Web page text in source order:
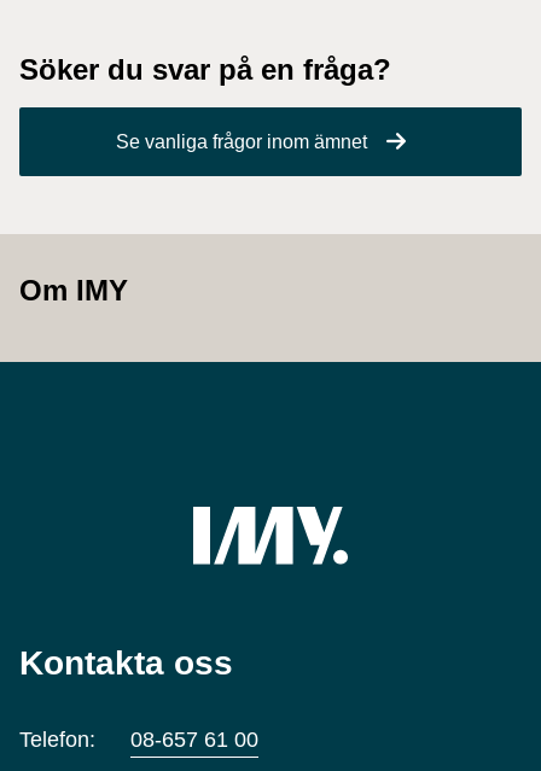
Söker du svar på en fråga?
Se vanliga frågor inom ämnet
Om IMY
Kontakta oss
Telefon: 08-657 61 00